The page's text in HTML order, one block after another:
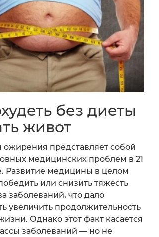
без диеты
живот
ожирения представляет собой
медицинских проблем в 21
Развитие медицины в целом
или снизить тяжесть
заболеваний, что дало
увеличить продолжительность
Однако этот факт касается
заболеваний — но не